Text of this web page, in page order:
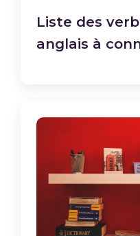
Liste des
anglais à